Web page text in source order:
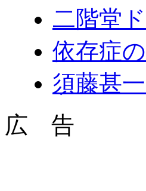
二階堂
依存症
須藤甚
広 告